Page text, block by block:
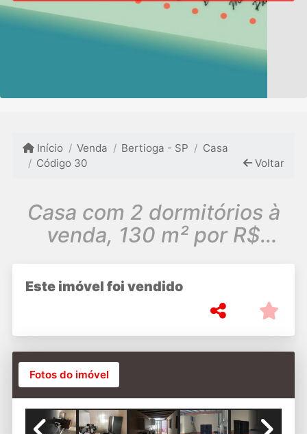
Início Venda Bertioga - SP
Casa
Código 30
Voltar
Casa com 2 dormitórios à
venda, 130 m² por R$
Este imóvel foi vendido
Fotos do imóvel